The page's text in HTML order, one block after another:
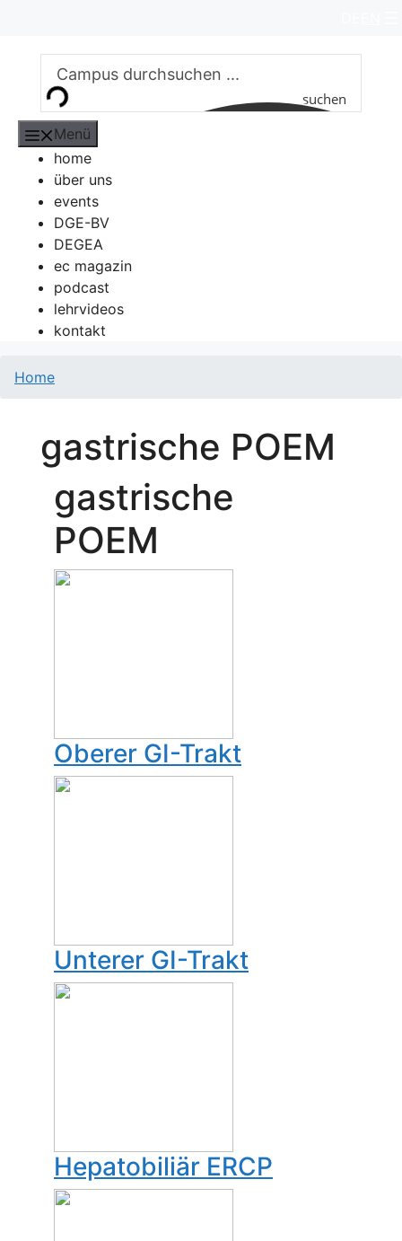
springen
suchen
Menü
home
über uns
events
DGE-BV
DEGEA
ec magazin
podcast
lehrvideos
kontakt
Home
gastrische POEM
gastrische
POEM
Oberer GI-Trakt
Unterer GI-Trakt
Hepatobiliär ERCP